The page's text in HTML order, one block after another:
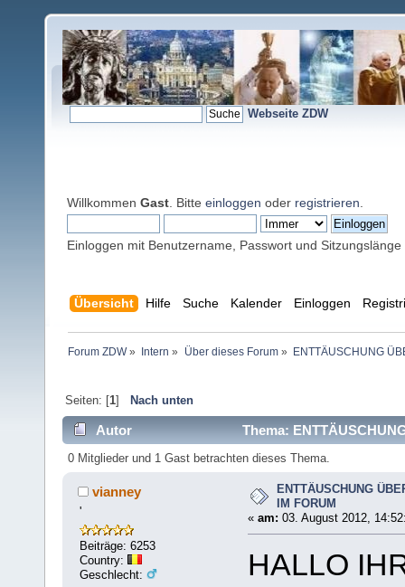
Webseite ZDW
Willkommen Gast . Bitte einloggen oder registrieren
Einloggen mit Benutzername, Passwort und Sitzungslänge
Übersicht Hilfe Suche Kalender Einloggen
Forum ZDW» Intern » Über dieses Forum» ENTTÄUSCHUNG
Seiten: [1] Nach unten
Autor Thema:
0 Mitglieder und 1 Gast betrachten dieses Thema.
vianney
'
Beiträge: 6253
Country:
Geschlecht:
ENTTÄUSCHUNG
IM FORUM
« am: 03. August 2012,
HALLO